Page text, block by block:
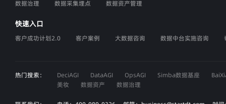
数据治理
数据采集埋点 数据资产管理
快速入口
客户成功计划2.0 客户案例 大数据咨询 数据中台实施咨询
热门搜索： DeciAGI DataAGI OpsAGI Simba数据基座
美妆
数据资产 数据治理